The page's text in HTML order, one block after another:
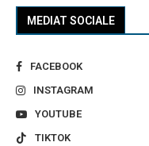
MEDIAT SOCIALE
FACEBOOK
INSTAGRAM
YOUTUBE
TIKTOK